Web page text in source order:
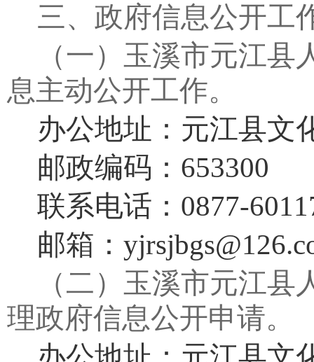
三、政府信息公开工
（一）玉溪市元江
息主动公开工作。
办公地址：元江县文
邮政编码： 653300
联系电话： 0877-6
邮箱：
（二）玉溪市元江
理政府信息公开申请。